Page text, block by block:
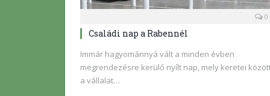
0
Családi nap a Rabennél
Immár hagyománnyá vált a minden évben
megrendezésre kerülő nyílt nap, mely keretei
a vállalat…